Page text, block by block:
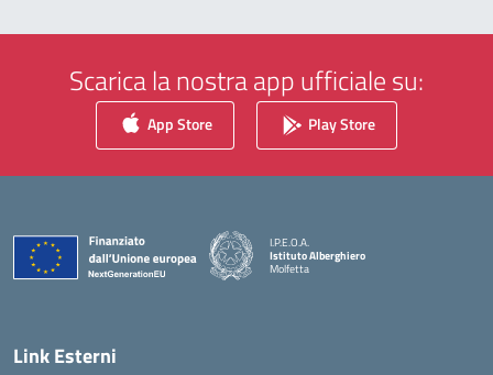
Scarica la nostra app ufficiale su:
App Store Play Store
I.P.E.O.A.
Istituto Alberghiero
Molfetta
Link Esterni